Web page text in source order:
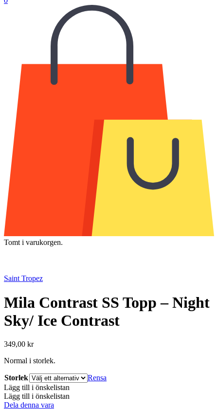
Tomt i varukorgen.
Saint Tropez
Mila Contrast SS Topp – Night
Sky/ Ice Contrast
349,00 kr
Normal i storlek.
Storlek
Rensa
Lägg till i önskelistan
Lägg till i önskelistan
Dela denna vara